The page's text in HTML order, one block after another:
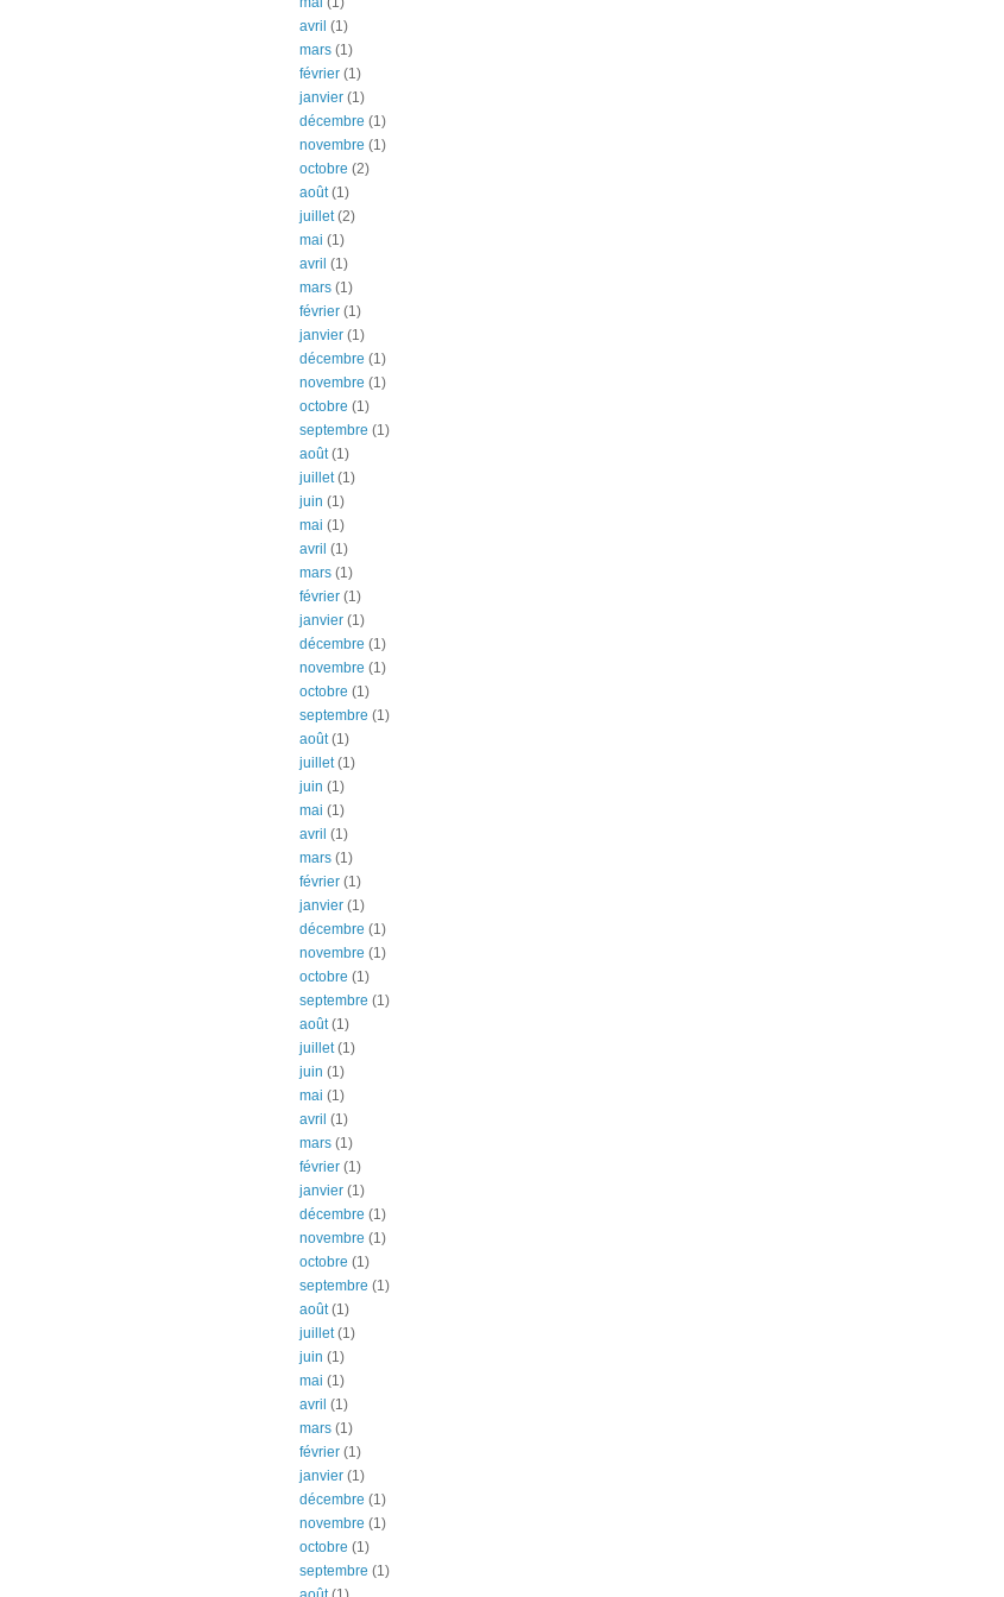
avril (1)
mars (1)
février (1)
janvier (1)
décembre (1)
novembre (1)
octobre (2)
août(1)
juillet(2)
mai (1)
avril (1)
mars (1)
février (1)
janvier (1)
décembre (1)
novembre (1)
octobre (1)
septembre (1)
août(1)
juillet(1)
juin (1)
mai (1)
avril (1)
mars (1)
février (1)
janvier (1)
décembre (1)
novembre (1)
octobre (1)
septembre (1)
août(1)
juillet(1)
juin (1)
mai (1)
avril (1)
mars (1)
février (1)
janvier (1)
décembre (1)
novembre (1)
octobre (1)
septembre (1)
août(1)
juillet(1)
juin (1)
mai (1)
avril (1)
mars (1)
février (1)
janvier (1)
décembre (1)
novembre (1)
octobre (1)
septembre (1)
août(1)
juillet(1)
juin (1)
mai (1)
avril (1)
mars (1)
février (1)
janvier (1)
décembre (1)
novembre (1)
octobre (1)
septembre (1)